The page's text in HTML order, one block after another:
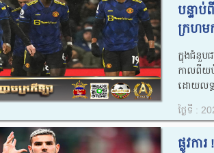
បន្ទា
ក្រហម
ក្នុងជំនួ
កាលពីយ
ដោយលទ្
ថ្ងៃទី :
ផ្លូវកា